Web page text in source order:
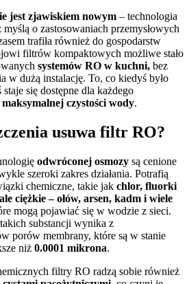
jest zjawiskiem nowym – technologia
myślą o zastosowaniach przemysłowych
trafiła również do gospodarstw
filtrów kompaktowych możliwe stało
systemów RO w kuchni, bez
w dużą instalację. To, co kiedyś było
się dostępne dla każdego
maksymalnej czystości wody.
usuwa filtr RO?
odwróconej osmozy są cenione
szeroki zakres działania. Potrafią
chemiczne, takie jak chlor, fluorki
ciężkie – ołów, arsen, kadm i wiele
mogą pojawiać się w wodzie z sieci.
substancji wynika z
porów membrany, które są w stanie
niż 0.0001 mikrona.
filtry RO radzą sobie również